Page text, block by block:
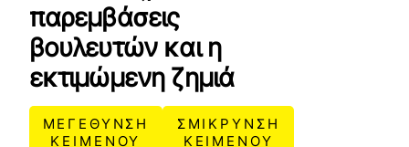
παρεμβάσεις
βουλευτών και η
εκτιμώμενη ζημιά
ΜΕΓΕΘΥΝΣΗ
ΚΕΙΜΕΝΟΥ
ΣΜΙΚΡΥΝΣΗ
ΚΕΙΜΕΝΟΥ